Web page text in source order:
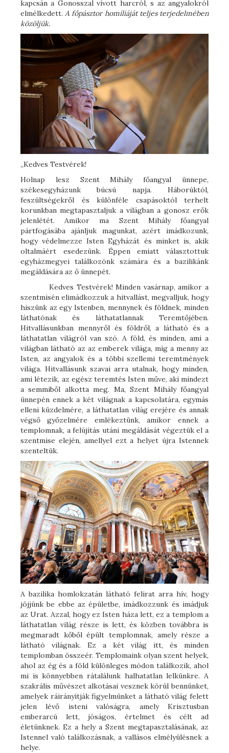
kapcsán a Gonosszal vívott harcról, s az angyalokról
elmélkedett.A főpásztor homíliáját teljes terjedelmében
közöljük.
„Kedves Testvérek!
Holnap lesz Szent Mihály főangyal ünnepe,
székesegyházunk búcsú napja. Háborúktól,
feszültségekről és különféle csapásoktól terhelt
korunkban megtapasztaljuk a világban a gonosz erők
jelenlétét. Amikor ma Szent Mihály főangyal
pártfogásába ajánljuk magunkat, azért imádkozunk,
hogy védelmezze Isten Egyházát és minket is, akik
oltalmáért esedezünk. Éppen emiatt választottuk
egyházmegyei találkozónk számára és a bazilikánk
megáldására az ő ünnepét.
Kedves Testvérek! Minden vasárnap, amikor a
szentmisén elimádkozzuk a hitvallást, megvalljuk, hogy
hiszünk az egy Istenben, mennynek és földnek, minden
láthatónak és láthatatlannak Teremtőjében.
Hitvallásunkban mennyről és földről, a látható és a
láthatatlan világról van szó. A föld, és minden, ami a
világban látható az az emberek világa, míg a menny az
Isten, az angyalok és a többi szellemi teremtmények
világa. Hitvallásunk szavai arra utalnak, hogy minden,
ami létezik, az egész teremtés Isten műve, aki mindezt
a semmiből alkotta meg. Ma, Szent Mihály főangyal
ünnepén ennek a két világnak a kapcsolatára, egymás
elleni küzdelmére, a láthatatlan világ erejére és annak
végső győzelmére emlékeztünk, amikor ennek a
templomnak, a felújítás utáni megáldását végeztük el a
szentmise elején, amellyel ezt a helyet újra Istennek
szenteltük.
A bazilika homlokzatán látható felirat arra hív, hogy
jöjjünk be ebbe az épületbe, imádkozzunk és imádjuk
az Urat. Azzal, hogy ez Isten háza lett, ez a templom a
láthatatlan világ része is lett, és közben továbbra is
megmaradt kőből épült templomnak, amely része a
látható világnak. Ez a két világ itt, és minden
templomban összeér. Templomaink olyan szent helyek,
ahol az ég és a föld különleges módon találkozik, ahol
mi is könnyebben rátalálunk halhatatlan lelkünkre. A
szakrális művészet alkotásai vesznek körül bennünket,
amelyek ráirányítják figyelmünket a látható világ felett
jelen lévő isteni valóságra, amely Krisztusban
emberarcú lett, jóságos, értelmet és célt ad
életünknek. Ez a hely a Szent megtapasztalásának, az
Istennel való találkozásnak, a vallásos elmélyülésnek a
helye.